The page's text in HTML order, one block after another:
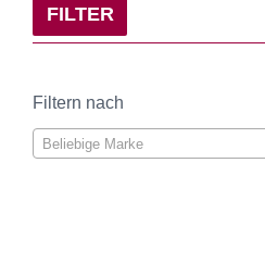
FILTER
Filtern nach
Beliebige Marke